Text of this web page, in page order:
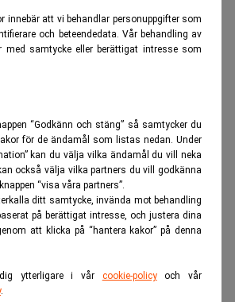
innebär att vi behandlar personuppgifter som
och beteendedata. Vår behandling av
med samtycke eller berättigat intresse som
“Godkänn och stäng” så samtycker du
för de ändamål som listas nedan. Under
kan du välja vilka ändamål du vill neka
också välja vilka partners du vill godkänna
“visa våra partners”.
ditt samtycke, invända mot behandling
på berättigat intresse, och justera dina
att klicka på “hantera kakor” på denna
ytterligare i vår cookie-policyoch vår
.
hans livsval och möjligheter.
börsmäklare var det naturligt att
nära. Buffet minns att han gjorde
redan som elvaåring.
och små besluten växte så
värt 147 miljarder dollar.
bana återkommer Buffett till att han